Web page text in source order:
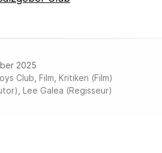
2025
Club ,Film ,Kritiken (Film)
,Lee Galea (Regisseur)